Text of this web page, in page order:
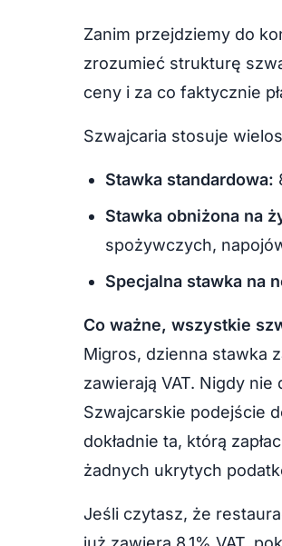
Zanim przejdziemy do
zrozumieć strukturę
ceny i za co faktycznie
Szwajcaria stosuje
Stawka standardowa:
Stawka obniżona na
spożywczych,
Specjalna stawka na
Co ważne, wszystkie
Migros, dzienna stawka
zawierają VAT. Nigdy
Szwajcarskie podejście
dokładnie ta, którą
żadnych ukrytych
Jeśli czytasz, że